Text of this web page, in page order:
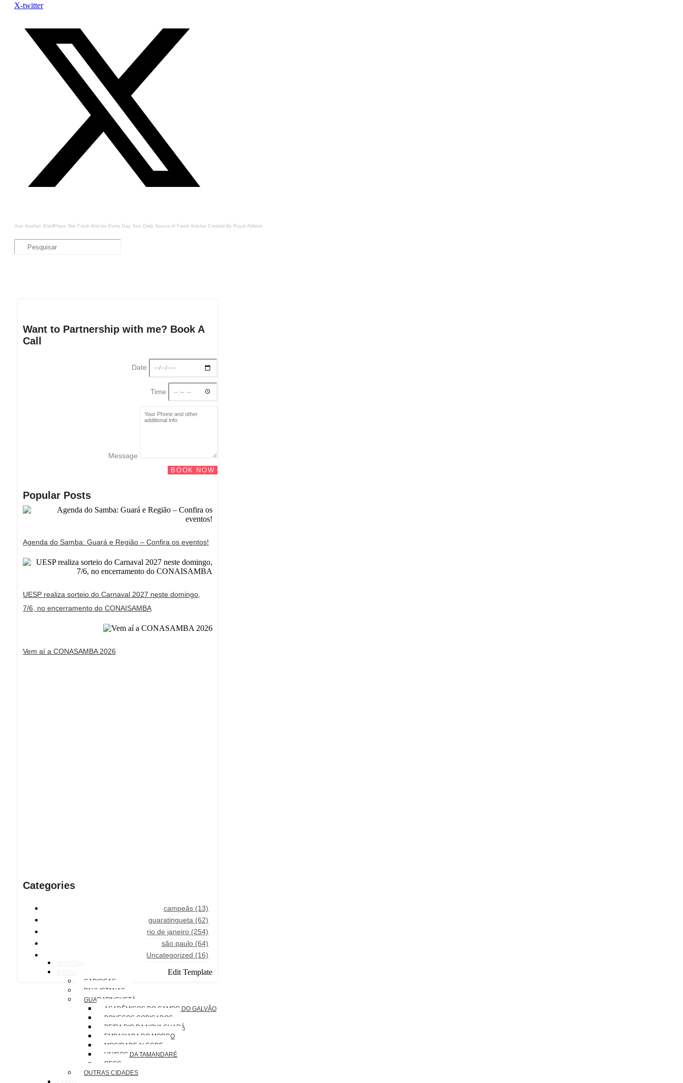
X-twitter
Just Another WordPress Site Fresh Articles Every Day Your Daily Source of Fresh Articles Created By Royal Addons
Want to Partnership with me? Book A
Call
Date
Time
Message
BOOK NOW
Popular Posts
Agenda do Samba: Guará e Região – Confira os eventos!
UESP realiza sorteio do Carnaval 2027 neste domingo,
7/6, no encerramento do CONAISAMBA
Vem aí a CONASAMBA 2026
Categories
campeãs (13)
guaratingueta (62)
rio de janeiro (254)
são paulo (64)
Uncategorized (16)
Edit Template
CARIOCAS
PAULISTANAS
GUARATINGUETÁ
ACADÊMICOS DO CAMPO DO GALVÃO
BONECOS COBIÇADOS
BEIRA RIO DA NOVA GUARÁ
EMBAIXADA DO MORRO
MOCIDADE ALEGRE
UNIDOS DA TAMANDARÉ
OESG
OUTRAS CIDADES